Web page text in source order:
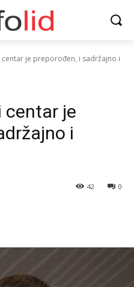
centar je preporođen, i sadržajno i
centar je
i
0
42